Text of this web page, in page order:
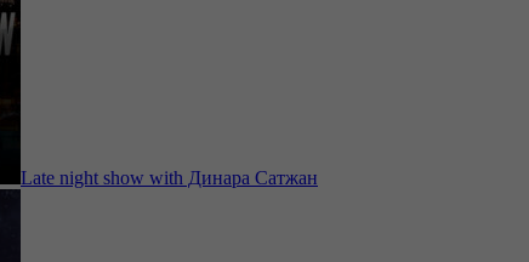
Late night show with Динара Сатжан